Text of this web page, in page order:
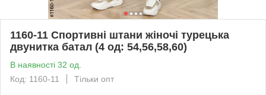
1160-11 Спортивні штани жіночі турецька
двунитка батал (4 од: 54,56,58,60)
В наявності 32 од.
Код: 1160-11
Тільки опт